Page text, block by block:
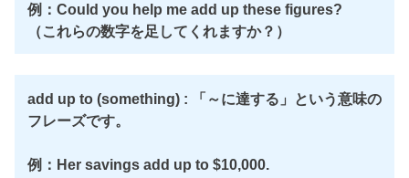
例：Could you help me add up these figures?
（これらの数字を足してくれますか？）
add up to (something) : 「～に達する」という意味の
フレーズです。
例：Her savings add up to $10,000.